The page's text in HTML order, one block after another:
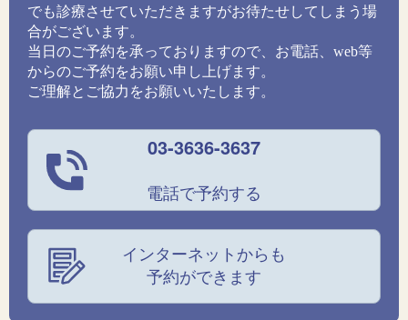
でも診療させていただきますがお待たせしてしまう場
合がございます。
当日のご予約を承っておりますので、お電話、web等
からのご予約をお願い申し上げます。
ご理解とご協力をお願いいたします。
03-3636-3637
電話で予約する
インターネットからも
予約ができます